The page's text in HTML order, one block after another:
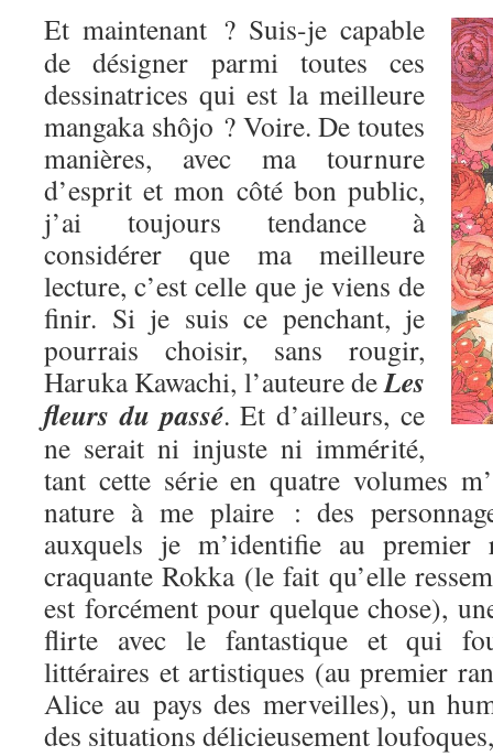
Et maintenant ? Suis-je capable
de désigner parmi toutes ces
dessinatrices qui est la meilleure
mangaka shôjo ? Voire. De toutes
manières, avec ma tournure
d’esprit et mon côté bon public,
j’ai toujours tendance à
considérer que ma meilleure
lecture, c’est celle que je viens de
finir. Si je suis ce penchant, je
pourrais choisir, sans rougir,
Haruka Kawachi, l’auteure deLes
fleurs du passé. Et d’ailleurs, ce
ne serait ni injuste ni immérité,
tant cette série en quatre volumes
nature à me plaire : des
auxquels je m’identifie au premier
craquante Rokka (le fait qu’elle
est forcément pour quelque chose),
flirte avec le fantastique et qui
littéraires et artistiques (au premier
Alice au pays des merveilles), un
des situations délicieusement